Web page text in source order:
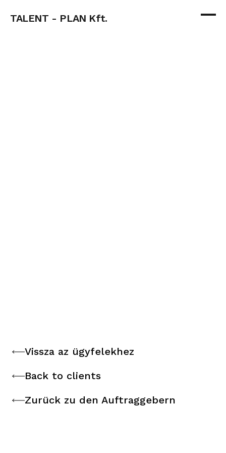
TALENT - PLAN Kft.
Vissza az ügyfelekhez
Back to clients
Back to clients
Zurück zu den Auftraggebern